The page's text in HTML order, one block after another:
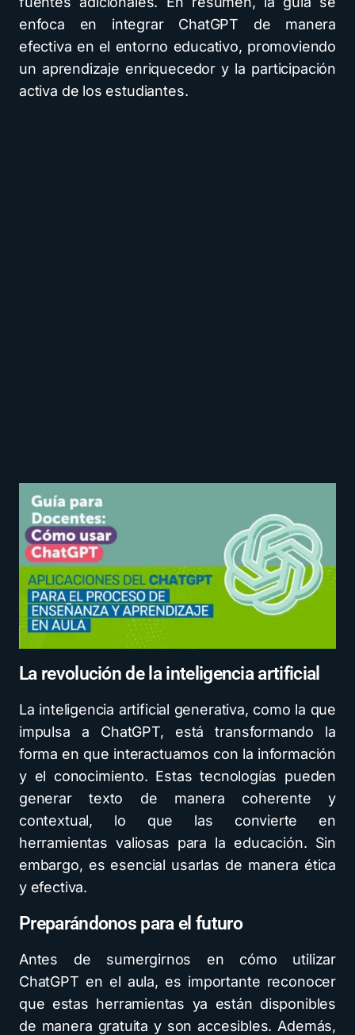
enfoca en integrar ChatGPT de manera
efectiva en el entorno educativo, promoviendo
un aprendizaje enriquecedor y la participación
activa de los estudiantes.
La revolución de la inteligencia artificial
La inteligencia artificial generativa, como la que
impulsa a ChatGPT, está transformando la
forma en que interactuamos con la información
y el conocimiento. Estas tecnologías pueden
generar texto de manera coherente y
contextual, lo que las convierte en
herramientas valiosas para la educación. Sin
embargo, es esencial usarlas de manera ética
y efectiva.
Preparándonos para el futuro
Antes de sumergirnos en cómo utilizar
ChatGPT en el aula, es importante reconocer
que estas herramientas ya están disponibles
de manera gratuita y son accesibles. Además,